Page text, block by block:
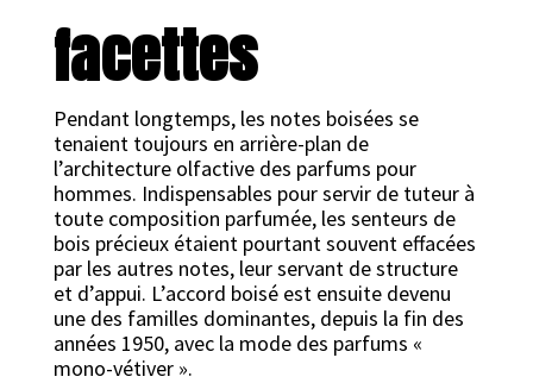
facettes
Pendant longtemps, les notes boisées se
tenaient toujours en arrière-plan de
l’architecture olfactive des parfums pour
hommes. Indispensables pour servir de tuteur à
toute composition parfumée, les senteurs de
bois précieux étaient pourtant souvent effacées
par les autres notes, leur servant de structure
et d’appui. L’accord boisé est ensuite devenu
une des familles dominantes, depuis la fin des
années 1950, avec la mode des parfums «
mono-vétiver ».